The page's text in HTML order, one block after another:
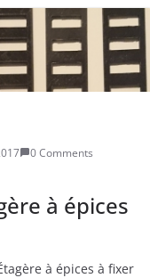
0 Comments
à épices
à épices à fixer